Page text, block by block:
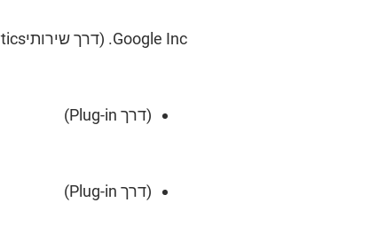
Google Inc. (דרך שירותיGoogle Analytics ו-Google Double Click, לפי הצורך, באמצעות Google Plus Plug-in.
(דרך Plug-in)
(דרך Plug-in)